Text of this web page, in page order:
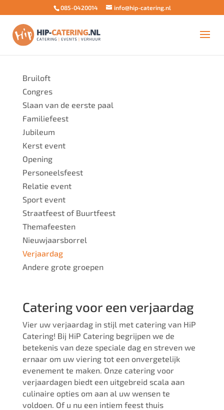
085-0420014 info@hip-catering.nl
Verjaardag
Bruiloft
Congres
Slaan van de eerste paal
Familiefeest
Jubileum
Kerst event
Opening
Personeelsfeest
Relatie event
Sport event
Straatfeest of Buurtfeest
Themafeesten
Nieuwjaarsborrel
Verjaardag
Andere grote groepen
Catering voor een verjaardag
Vier uw verjaardag in stijl met catering van HiP
Catering! Bij HiP Catering begrijpen we de
betekenis van deze speciale dag en streven we
ernaar om uw viering tot een onvergetelijk
evenement te maken. Onze catering voor
verjaardagen biedt een uitgebreid scala aan
culinaire opties om aan al uw wensen te
voldoen. Of u nu een intiem feest thuis